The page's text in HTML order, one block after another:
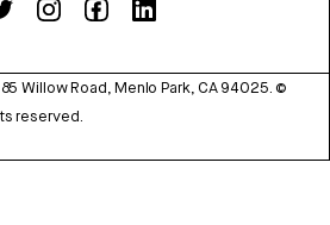
Willow Road, Menlo Park, CA 94025. ©
reserved.